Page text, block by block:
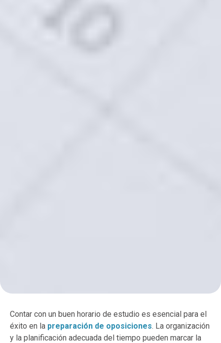
Contar con un buen horario de estudio es esencial para el
éxito en la preparación de oposiciones. La organización
y la planificación adecuada del tiempo pueden marcar la